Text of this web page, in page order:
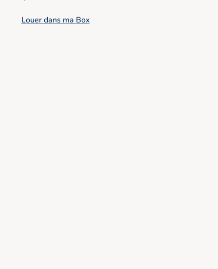
768 Sandstone
Louer dans ma Box